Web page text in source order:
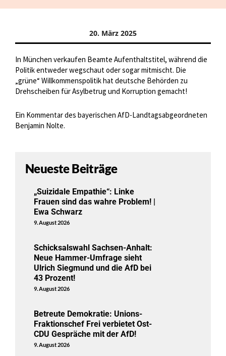
20. März 2025
In München verkaufen Beamte Aufenthaltstitel, während die
Politik entweder wegschaut oder sogar mitmischt. Die
„grüne“ Willkommenspolitik hat deutsche Behörden zu
Drehscheiben für Asylbetrug und Korruption gemacht!
Ein Kommentar des bayerischen AfD-Landtagsabgeordneten
Benjamin Nolte.
Neueste Beiträge
„Suizidale Empathie“: Linke
Frauen sind das wahre Problem! |
Ewa Schwarz
9. August 2026
Schicksalswahl Sachsen-Anhalt:
Neue Hammer-Umfrage sieht
Ulrich Siegmund und die AfD bei
43 Prozent!
9. August 2026
Betreute Demokratie: Unions-
Fraktionschef Frei verbietet Ost-
CDU Gespräche mit der AfD!
9. August 2026